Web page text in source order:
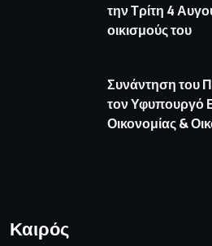
την Τρίτη 4
οικισμούς του
Συνάντηση του
τον Υφυπουργό
Οικονομίας &
Καιρός